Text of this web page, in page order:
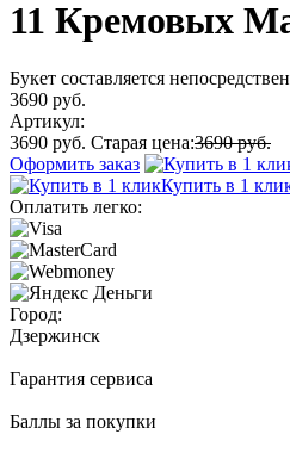
11 Кремовых
Букет составляется
3690 руб.
Артикул:
3690 руб. Старая цена:3690 руб.
Оформить заказ
Купить в 1
Оплатить легко:
Город:
Дзержинск
Гарантия сервиса
Баллы за покупки